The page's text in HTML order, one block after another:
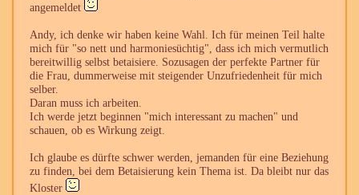
angemeldet
Andy, ich denke wir haben keine Wahl. Ich für meinen Teil halte
mich für "so nett und harmoniesüchtig", dass ich mich vermutlich
bereitwillig selbst betaisiere. Sozusagen der perfekte Partner für
die Frau, dummerweise mit steigender Unzufriedenheit für mich
selber.
Daran muss ich arbeiten.
Ich werde jetzt beginnen "mich interessant zu machen" und
schauen, ob es Wirkung zeigt.
Ich glaube es dürfte schwer werden, jemanden für eine Beziehung
zu finden, bei dem Betaisierung kein Thema ist. Da bleibt nur das
Kloster